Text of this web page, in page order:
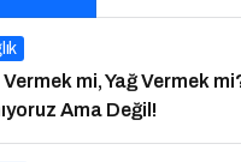
mi, Yağ Vermek
Ama Değil!